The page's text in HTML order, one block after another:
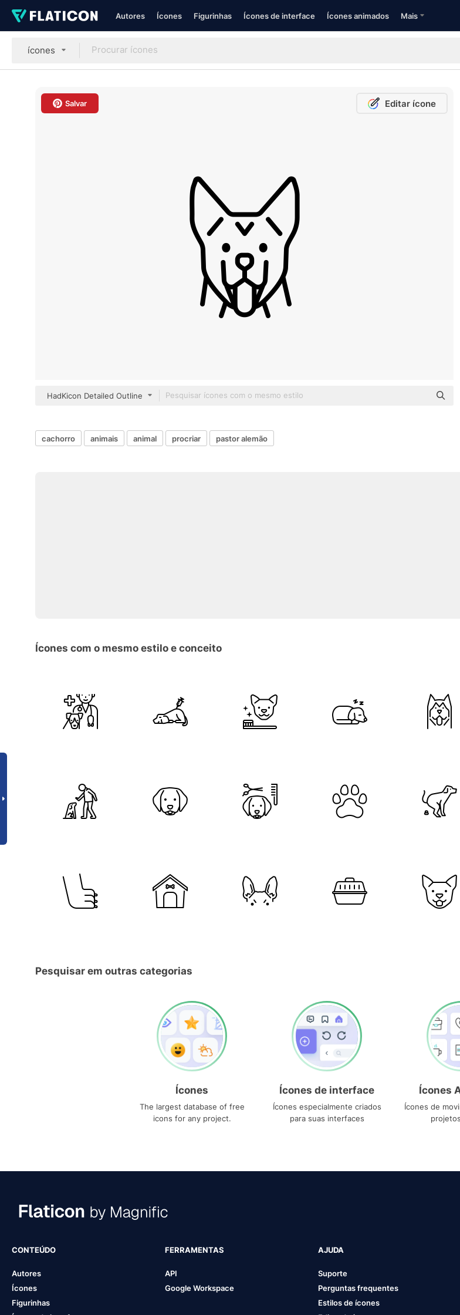
Autores Ícones Figurinhas Ícones de interface Ícones animados Mais
ícones
Salvar Editar ícone
HadKicon Detailed Outline
cachorro animais animal procriar pastor alemão
Ícones com o mesmo estilo e conceito
Pesquisar em outras categorias
Ícones
The largest database of free
icons for any project.
Ícones de interface
Ícones especialmente criados
para suas interfaces
Ícones
Ícones de
CONTEÚDO
Autores
Ícones
Figurinhas
FERRAMENTAS
API
Google Workspace
AJUDA
Suporte
Perguntas frequentes
Estilos de ícones